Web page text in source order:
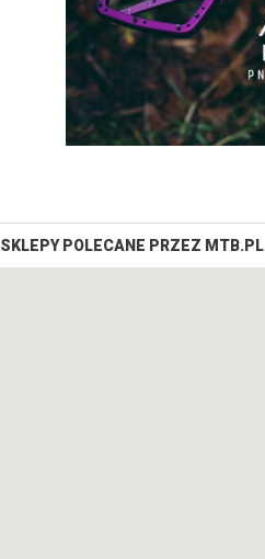
SKLEPY POLECANE PRZEZ MTB.PL